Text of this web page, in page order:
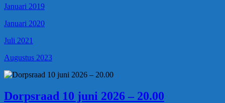
Januari 2019
Januari 2020
Juli 2021
Augustus 2023
Dorpsraad 10 juni 2026 – 20.00